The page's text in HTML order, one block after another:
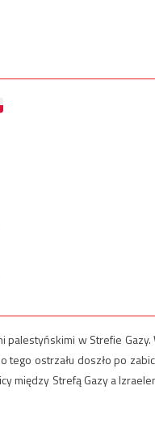
palestyńskimi w Strefie Gazy.
ostrzału doszło po
między Strefą Gazy a